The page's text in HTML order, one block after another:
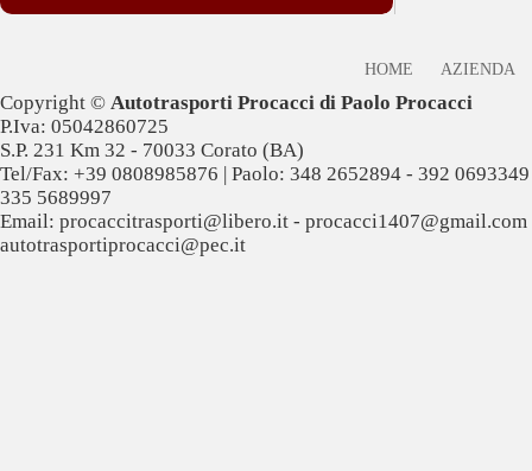
HOME AZIENDA
Copyright © Autotrasporti Procacci di Paolo Procacci
P.Iva: 05042860725
S.P. 231 Km 32 - 70033 Corato (BA)
Tel/Fax: +39 0808985876 | Paolo: 348 2652894 - 392 0693349
335 5689997
Email: procaccitrasporti@libero.it - procacci1407@gmail.com
autotrasportiprocacci@pec.it